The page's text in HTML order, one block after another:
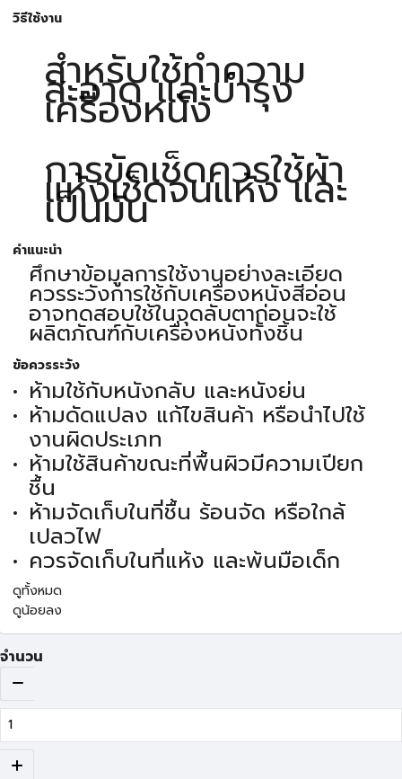
วิธีใช้งาน
สำหรับใช้ทำความ
สะอาด และบำรุง
เครื่องหนัง
การขัดเช็ดควรใช้ผ้า
แห้งเช็ดจนแห้ง และ
เป็นมัน
คำแนะนำ
ศึกษาข้อมูลการใช้งานอย่างละเอียด
ควรระวังการใช้กับเครื่องหนังสีอ่อน
อาจทดสอบใช้ในจุดลับตาก่อนจะใช้
ผลิตภัณฑ์กับเครื่องหนังทั้งชิ้น
ข้อควรระวัง
ห้ามใช้กับหนังกลับ และหนังย่น
ห้ามดัดแปลง แก้ไขสินค้า หรือนำไปใช้
งานผิดประเภท
ห้ามใช้สินค้าขณะที่พื้นผิวมีความเปียก
ชื้น
ห้ามจัดเก็บในที่ชื้น ร้อนจัด หรือใกล้
เปลวไฟ
ควรจัดเก็บในที่แห้ง และพ้นมือเด็ก
ดูทั้งหมด
ดูน้อยลง
จำนวน